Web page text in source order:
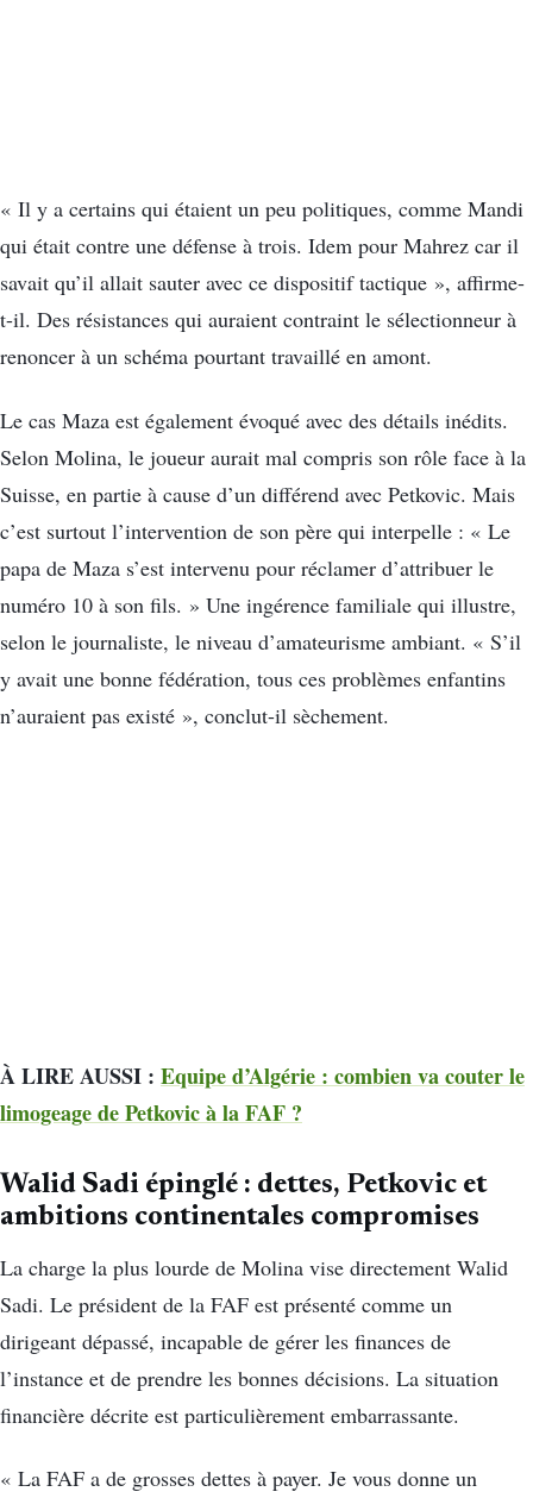
« Il y a certains qui étaient un peu politiques, comme Mandi
qui était contre une défense à trois. Idem pour Mahrez car il
savait qu’il allait sauter avec ce dispositif tactique », affirme-
t-il. Des résistances qui auraient contraint le sélectionneur à
renoncer à un schéma pourtant travaillé en amont.
Le cas Maza est également évoqué avec des détails inédits.
Selon Molina, le joueur aurait mal compris son rôle face à la
Suisse, en partie à cause d’un différend avec Petkovic. Mais
c’est surtout l’intervention de son père qui interpelle : « Le
papa de Maza s’est intervenu pour réclamer d’attribuer le
numéro 10 à son fils. » Une ingérence familiale qui illustre,
selon le journaliste, le niveau d’amateurisme ambiant. « S’il
y avait une bonne fédération, tous ces problèmes enfantins
n’auraient pas existé », conclut-il sèchement.
À LIRE AUSSI : Equipe d’Algérie : combien va couter le
limogeage de Petkovic à la FAF ?
Walid Sadi épinglé : dettes, Petkovic et
ambitions continentales compromises
La charge la plus lourde de Molina vise directement Walid
Sadi. Le président de la FAF est présenté comme un
dirigeant dépassé, incapable de gérer les finances de
l’instance et de prendre les bonnes décisions. La situation
financière décrite est particulièrement embarrassante.
« La FAF a de grosses dettes à payer. Je vous donne un